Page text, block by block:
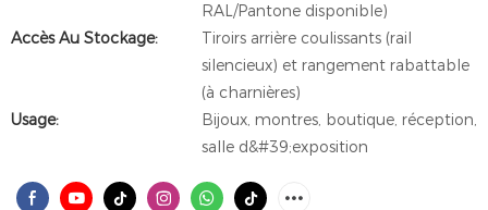
RAL/Pantone disponible)
Accès Au Stockage:
Tiroirs arrière coulissants (rail
silencieux) et rangement rabattable
(à charnières)
Usage:
Bijoux, montres, boutique, réception,
salle d&#39;exposition